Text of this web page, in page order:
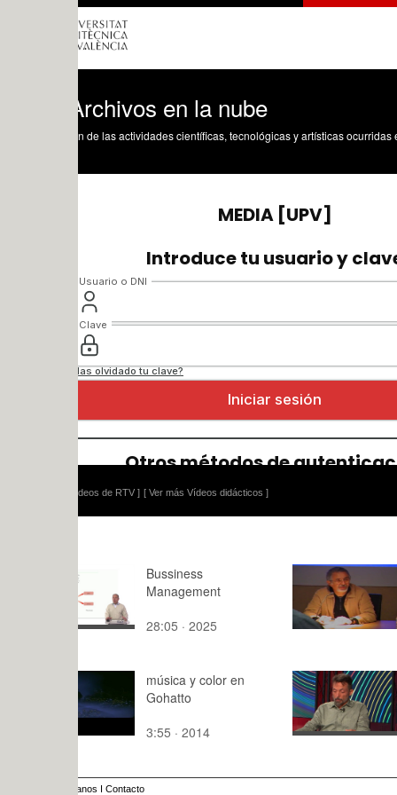
en la nube
de las actividades científicas, tecnológicas y artísticas ocurridas en los tres
[ Ver más Vídeos didácticos ]
Bussiness
Management
28:05 · 2025
TRIM
VERDE
138:58 ·
música y color en
Gohatto
3:55 · 2014
Interview
1.
2:30 · 2022